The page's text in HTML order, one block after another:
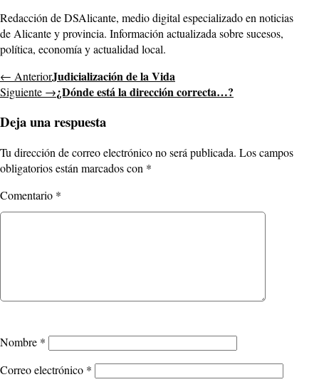
Redacción de DSAlicante, medio digital especializado en noticias
de Alicante y provincia. Información actualizada sobre sucesos,
política, economía y actualidad local.
← AnteriorJudicialización de la Vida
Siguiente →¿Dónde está la dirección correcta…?
Deja una respuesta
Tu dirección de correo electrónico no será publicada. Los campos
obligatorios están marcados con *
Comentario *
Nombre *
Correo electrónico *